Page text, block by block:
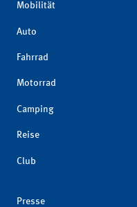
Mobilität
Auto
Fahrrad
Motorrad
Camping
Reise
Club
Presse